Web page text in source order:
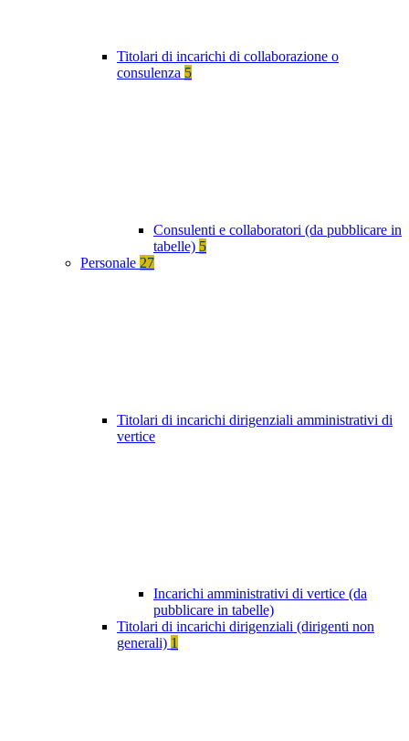
Titolari di incarichi di collaborazione o
consulenza 5
Consulenti e collaboratori (da pubblicare in
tabelle) 5
Personale 27
Titolari di incarichi dirigenziali amministrativi di
vertice
Incarichi amministrativi di vertice (da
pubblicare in tabelle)
Titolari di incarichi dirigenziali (dirigenti non
generali) 1